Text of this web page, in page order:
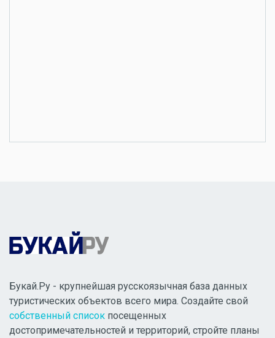
Букай.Ру - крупнейшая русскоязычная база данных
туристических объектов всего мира. Создайте свой
собственный список посещенных
достопримечательностей и территорий, стройте планы